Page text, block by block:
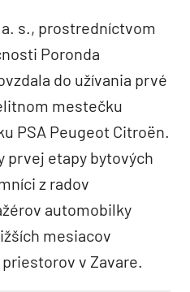
s., prostredníctvom
Poronda
do užívania prvé
mestečku
PSA Peugeot Citroën.
prvej etapy bytových
z radov
automobilky
mesiacov
v Zavare.